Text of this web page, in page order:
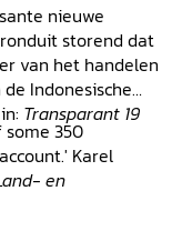
nieuwe
storend dat
van het handelen
Indonesische
Transparant 19
350
Karel
en